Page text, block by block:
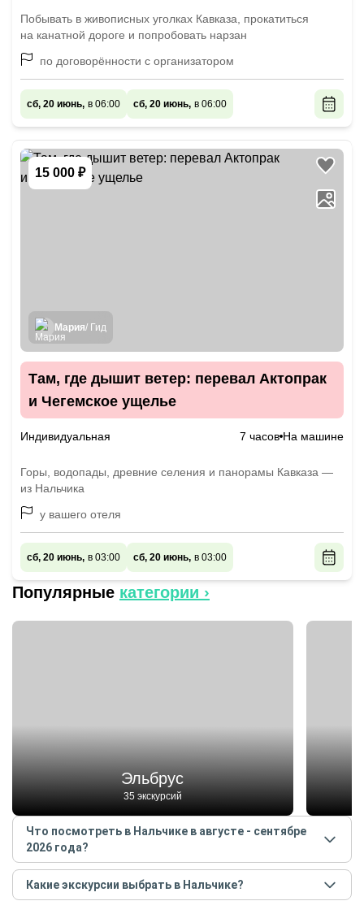
Побывать в живописных уголках Кавказа, прокатиться
на канатной дороге и попробовать нарзан
по договорённости с организатором
сб, 20 июнь, в 06:00 сб, 20 июнь, в 06:00
15 000 ₽
Мария/ Гид
Там, где дышит ветер: перевал Актопрак
и Чегемское ущелье
Индивидуальная 7 часов На машине
Горы, водопады, древние селения и панорамы Кавказа —
из Нальчика
у вашего отеля
сб, 20 июнь, в 03:00 сб, 20 июнь, в 03:00
Популярные категории ›
Эльбрус
35 экскурсий
Что посмотреть в Нальчике в августе - сентябре
2026 года?
Самые популярные местав Нальчикев августе -
сентябре 2026года:
Какие экскурсии выбрать в Нальчике?